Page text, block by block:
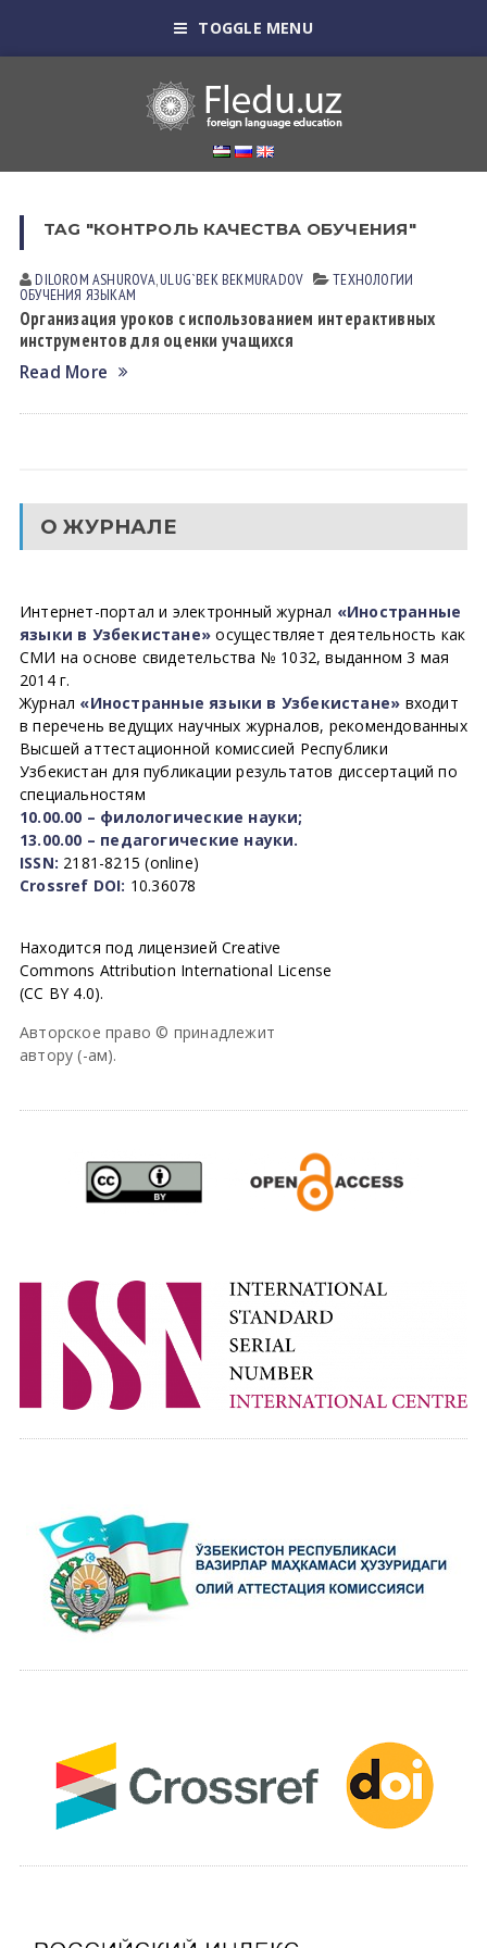
TOGGLE MENU
TAG "КОНТРОЛЬ КАЧЕСТВА ОБУЧЕНИЯ"
DILOROM АSHUROVА,ULUG`BEK BEKMURАDOV ТЕХНОЛОГИИ
ОБУЧЕНИЯ ЯЗЫКАМ
Организация уроков с использованием интерактивных
инструментов для оценки учащихся
Read More
О ЖУРНАЛЕ
Интернет-портал и электронный журнал «Иностранные
языки в Узбекистане» осуществляет деятельность как
СМИ на основе свидетельства № 1032, выданном 3 мая
2014 г.
Журнал «Иностранные языки в Узбекистане» входит
в перечень ведущих научных журналов, рекомендованных
Высшей аттестационной комиссией Республики
Узбекистан для публикации результатов диссертаций по
специальностям
10.00.00 – филологические науки;
13.00.00 – педагогические науки.
ISSN: 2181-8215 (online)
Crossref DOI: 10.36078
Находится под лицензией Creative
Commons Attribution International License
(CC BY 4.0).
Авторское право © принадлежит
автору (-ам).